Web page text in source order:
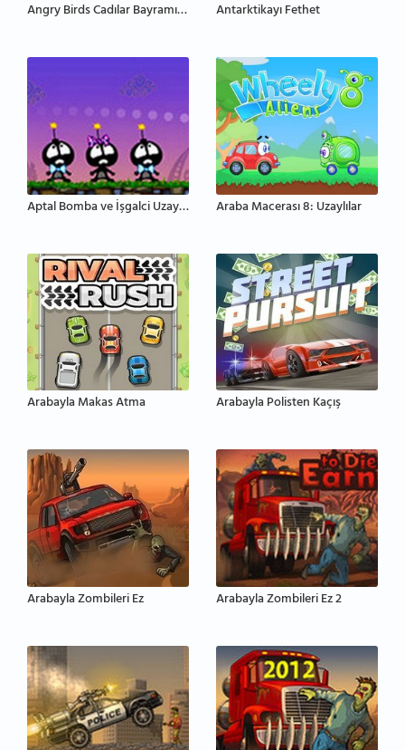
Angry Birds Cadılar Bayramı HD Antarktikayı Fethet
Aptal Bomba ve İşgalci Uzaylılar Araba Macerası 8: Uzaylılar
Arabayla Makas Atma Arabayla Polisten Kaçış
Arabayla Zombileri Ez Arabayla Zombileri Ez 2